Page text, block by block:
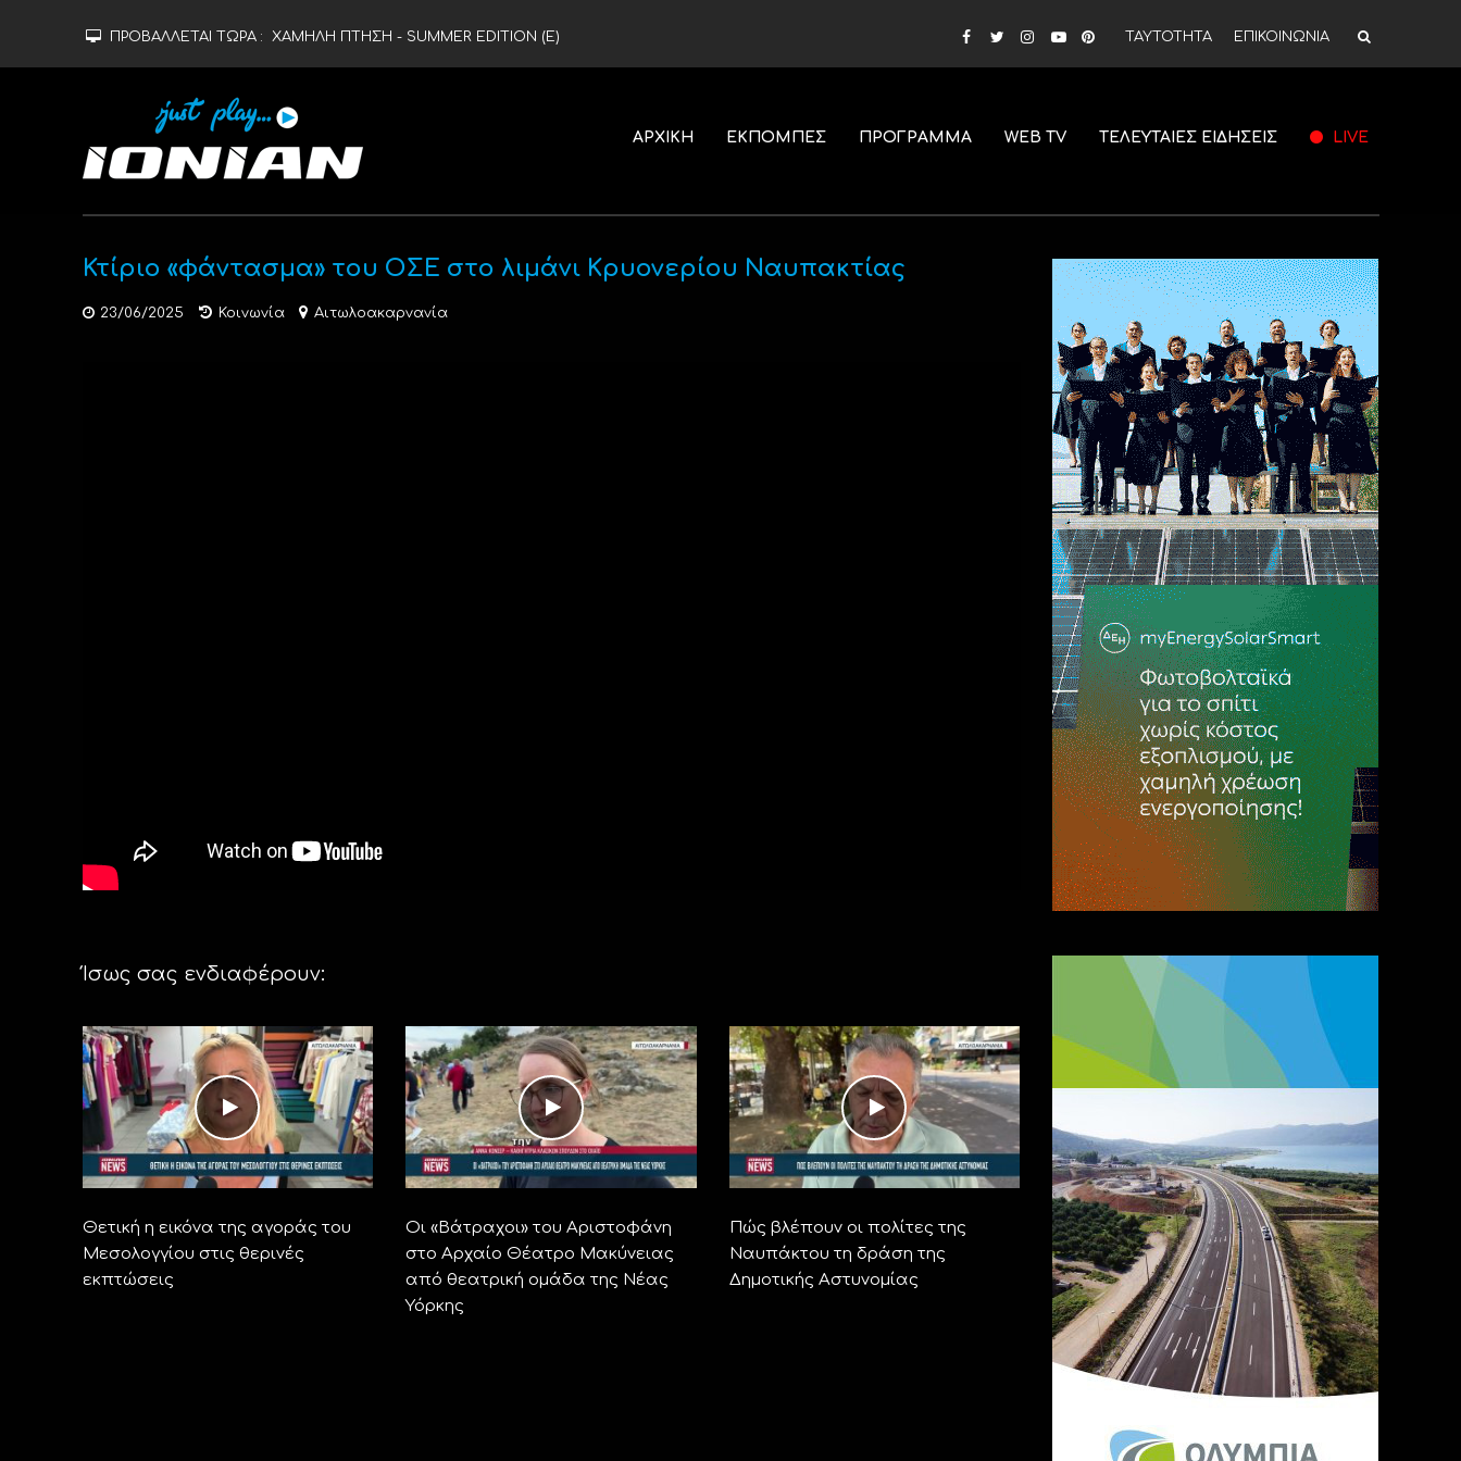
ΠΡΟΒΑΛΛΕΤΑΙ ΤΩΡΑ : ΧΑΜΗΛΗ ΠΤΗΣΗ - SUMMER EDITION (Ε) ΤΑΥΤΟΤΗΤΑ ΕΠΙΚΟΙΝΩΝΙΑ
ΑΡΧΙΚΗ ΕΚΠΟΜΠΕΣ ΠΡΟΓΡΑΜΜΑ WEB TV ΤΕΛΕΥΤΑΙΕΣ ΕΙΔΗΣΕΙΣ LIVE
Κτίριο «φάντασμα» του ΟΣΕ στο λιμάνι Κρυονερίου Ναυπακτίας
23/06/2025 Κοινωνία Αιτωλοακαρνανία
Ίσως σας ενδιαφέρουν:
Θετική η εικόνα της αγοράς του
Μεσολογγίου στις θερινές
εκπτώσεις
Οι «Βάτραχοι» του Αριστοφάνη
στο Αρχαίο Θέατρο Μακύνειας
από θεατρική ομάδα της Νέας
Υόρκης
Πώς βλέπουν οι πολίτες της
Ναυπάκτου τη δράση της
Δημοτικής Αστυνομίας